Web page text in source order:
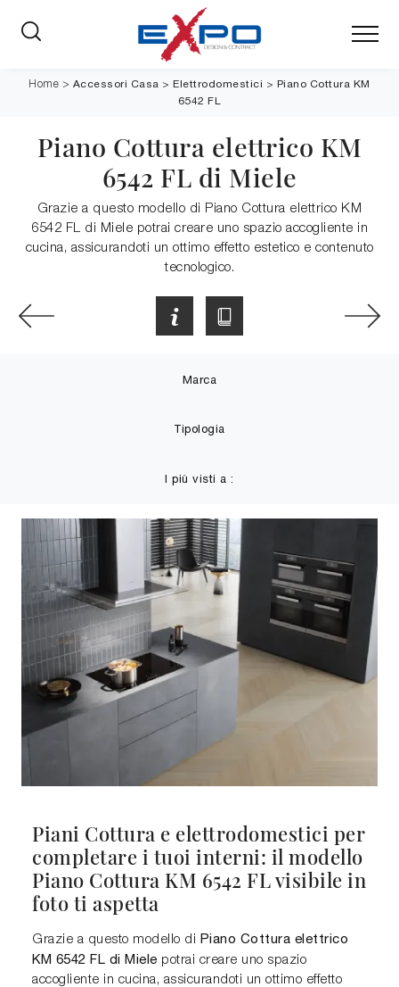
Home > Accessori Casa >Elettrodomestici > Piano Cottura KM
6542 FL
Piano Cottura elettrico KM
6542 FL di Miele
Grazie a questo modello di Piano Cottura elettrico KM
6542 FL di Miele potrai creare uno spazio accogliente in
cucina, assicurandoti un ottimo effetto estetico e contenuto
tecnologico.
Marca
Tipologia
I più visti a :
Piani Cottura e elettrodomestici per
completare i tuoi interni: il modello
Piano Cottura KM 6542 FL visibile in
foto ti aspetta
Grazie a questo modello di Piano Cottura elettrico
KM 6542 FL di Miele potrai creare uno spazio
accogliente in cucina, assicurandoti un ottimo effetto